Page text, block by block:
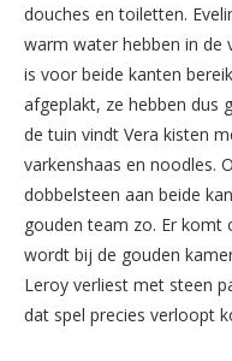
douches en toiletten.
warm water hebben in de
is voor beide kanten
afgeplakt, ze hebben dus
de tuin vindt Vera kisten
varkenshaas en noodles.
dobbelsteen aan beide
gouden team zo. Er komt
wordt bij de gouden
Leroy verliest met steen
dat spel precies verloopt